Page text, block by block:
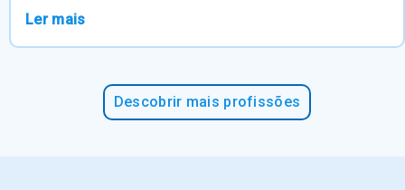
Ler mais
Descobrir mais profissões